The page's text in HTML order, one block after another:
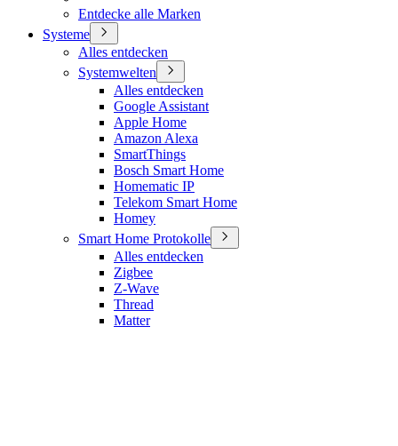
Entdecke alle Marken
Systeme
Alles entdecken
Systemwelten
Alles entdecken
Google Assistant
Apple Home
Amazon Alexa
SmartThings
Bosch Smart Home
Homematic IP
Telekom Smart Home
Homey
Smart Home Protokolle
Alles entdecken
Zigbee
Z-Wave
Thread
Matter